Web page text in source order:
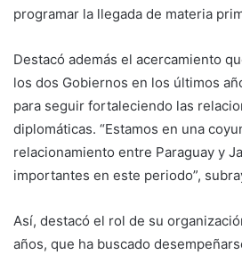
programar la llegada de materia
Destacó además el acercamiento
los dos Gobiernos en los últimos
para seguir fortaleciendo las
diplomáticas. “Estamos en una
relacionamiento entre Paraguay y
importantes en este periodo”,
Así, destacó el rol de su
años, que ha buscado